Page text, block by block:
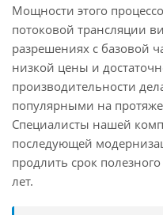
Мощности этого
потоковой трансляции
разрешениях с базовой
низкой цены и
производительности
популярными на
Специалисты нашей
последующей
продлить срок
лет.